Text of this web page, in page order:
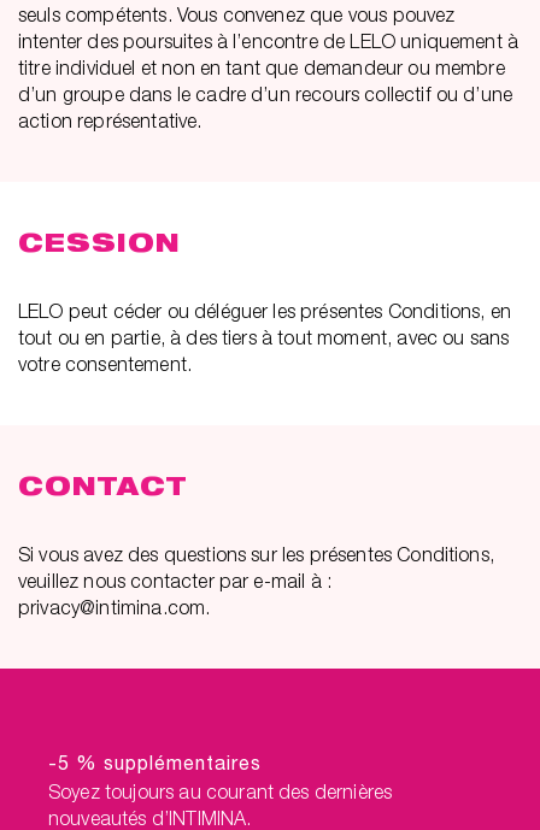
seuls compétents. Vous convenez que vous pouvez
intenter des poursuites à l’encontre de LELO uniquement à
titre individuel et non en tant que demandeur ou membre
d’un groupe dans le cadre d’un recours collectif ou d’une
action représentative.
CESSION
LELO peut céder ou déléguer les présentes Conditions, en
tout ou en partie, à des tiers à tout moment, avec ou sans
votre consentement.
CONTACT
Si vous avez des questions sur les présentes Conditions,
veuillez nous contacter par e-mail à :
privacy@intimina.com.
-5 % supplémentaires
Soyez toujours au courant des dernières
nouveautés d’INTIMINA.